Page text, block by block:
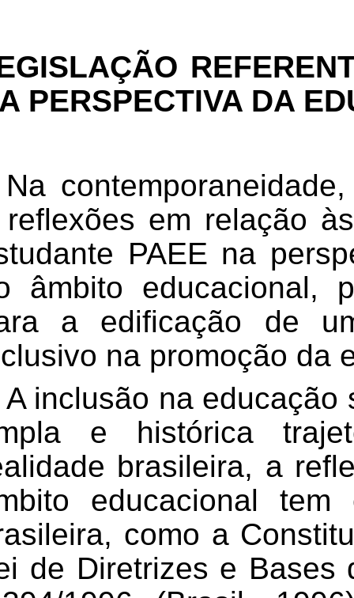
PERSPECTIVA DA
Na
em relação
PAEE na
âmbito educacional,
a edificação de
na promoção da
A inclusão na educação
e histórica
brasileira, a
educacional
como a
de Diretrizes e Bases